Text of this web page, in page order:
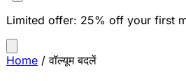
Limited offer: 25% off your first
Home / वॉल्यूम बदलें